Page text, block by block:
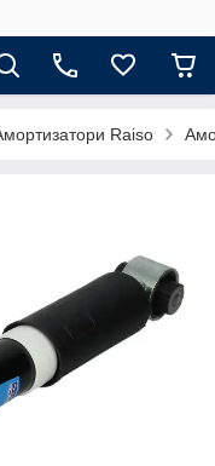
Raiso